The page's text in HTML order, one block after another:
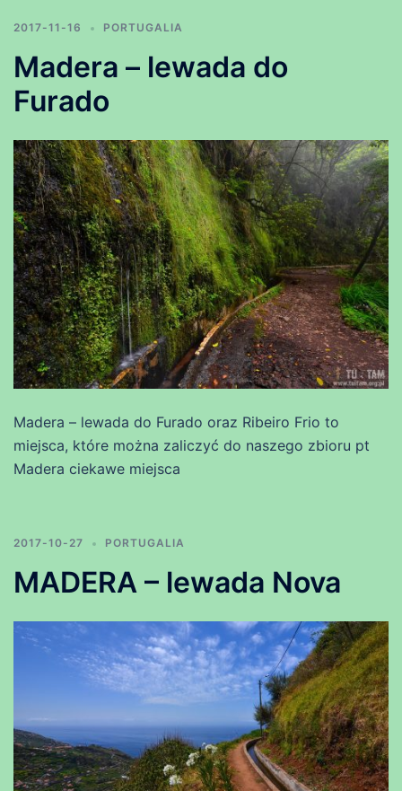
2017-11-16 PORTUGALIA
Madera – lewada do
Furado
Madera – lewada do Furado oraz Ribeiro Frio to
miejsca, które można zaliczyć do naszego zbioru pt
Madera ciekawe miejsca
2017-10-27 PORTUGALIA
MADERA – lewada Nova